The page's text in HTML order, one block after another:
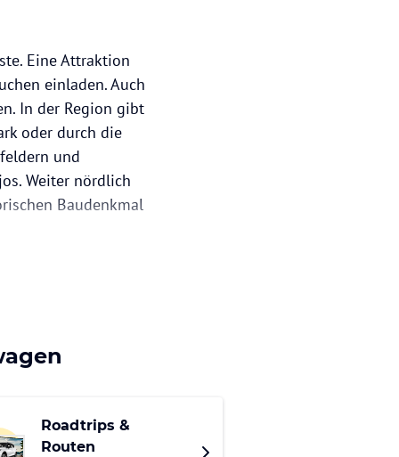
Eine Attraktion
einladen. Auch
In der Region gibt
oder durch die
und
Weiter nördlich
Baudenkmal
Roadtrips &
Routen